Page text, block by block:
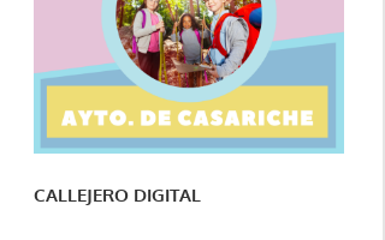
CALLEJERO DIGITAL